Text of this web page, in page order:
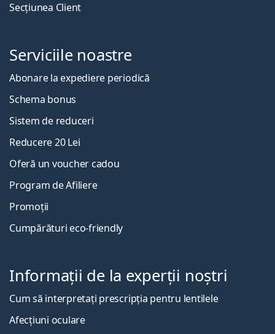
Secțiunea Client
Serviciile noastre
Abonare la expediere periodică
Schema bonus
Sistem de reduceri
Reducere 20 Lei
Oferă un voucher cadou
Program de Afiliere
Promoții
Cumpărături eco-friendly
Informații de la experții noștri
Cum să interpretați prescripția pentru lentilele
Afecțiuni oculare